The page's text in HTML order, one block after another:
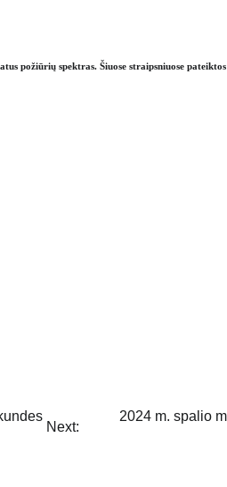
požiūrių spektras. Šiuose straipsniuose
Next:
2024 m. spalio